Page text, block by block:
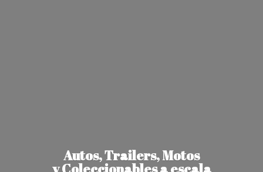
Autos, Trailers, Motos